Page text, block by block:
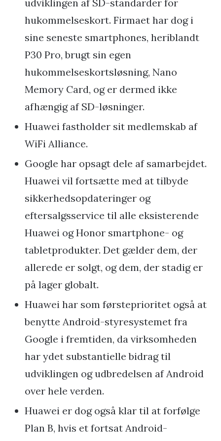
udviklingen af SD-standarder for
hukommelseskort. Firmaet har dog i
sine seneste smartphones, heriblandt
P30 Pro, brugt sin egen
hukommelseskortsløsning, Nano
Memory Card, og er dermed ikke
afhængig af SD-løsninger.
Huawei fastholder sit medlemskab af
WiFi Alliance.
Google har opsagt dele af samarbejdet.
Huawei vil fortsætte med at tilbyde
sikkerhedsopdateringer og
eftersalgsservice til alle eksisterende
Huawei og Honor smartphone- og
tabletprodukter. Det gælder dem, der
allerede er solgt, og dem, der stadig er
på lager globalt.
Huawei har som førsteprioritet også at
benytte Android-styresystemet fra
Google i fremtiden, da virksomheden
har ydet substantielle bidrag til
udviklingen og udbredelsen af Android
over hele verden.
Huawei er dog også klar til at forfølge
Plan B, hvis et fortsat Android-